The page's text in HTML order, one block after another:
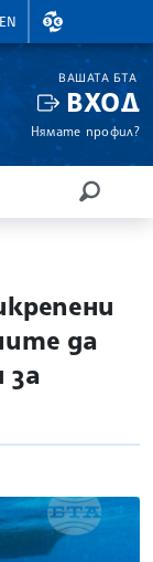
EN
ВАЛУТНИ
ВАШАТА БТА
ВХОД
Нямате профил?
да
за